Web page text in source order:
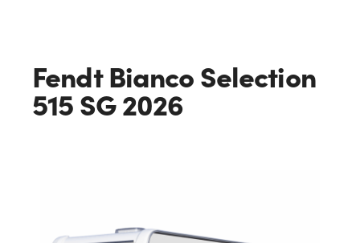
Fendt Bianco Selection
515 SG 2026